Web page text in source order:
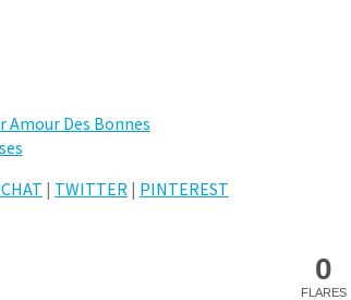
| TWITTER | PINTEREST
0
FLARES